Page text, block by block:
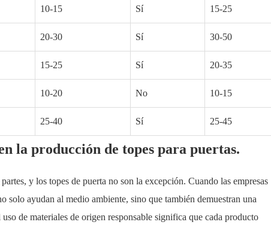
10-15 Sí 15-25
20-30 Sí 30-50
15-25 Sí 20-35
10-20 No 10-15
25-40 Sí 25-45
la producción de topes para puertas.
y los topes de puerta no son la excepción. Cuando las empresas
solo ayudan al medio ambiente, sino que también demuestran una
de materiales de origen responsable significa que cada producto